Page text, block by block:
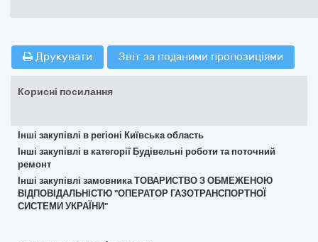
Друкувати Звіт за поданими пропозиціями
Корисні посилання
Інші закупівлі в регіоні Київська область
Інші закупівлі в категорії Будівельні роботи та поточний
ремонт
Інші закупівлі замовника ТОВАРИСТВО З ОБМЕЖЕНОЮ
ВІДПОВІДАЛЬНІСТЮ "ОПЕРАТОР ГАЗОТРАНСПОРТНОЇ
СИСТЕМИ УКРАЇНИ"